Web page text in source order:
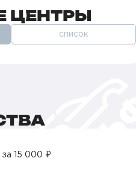
ЦЕНТРЫ
список
за 15 000 ₽